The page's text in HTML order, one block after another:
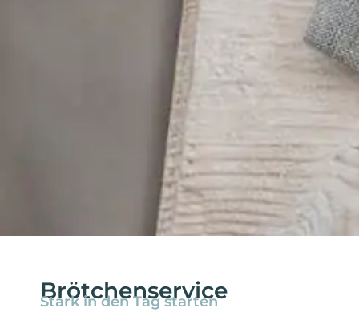
Brötchenservice
Stark in den Tag starten